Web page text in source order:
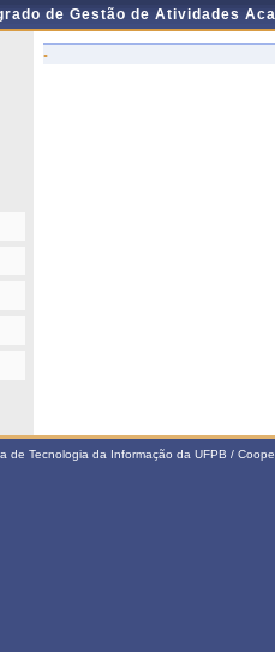
de Gestão de Atividades
-
de Tecnologia da Informação da UFPB /